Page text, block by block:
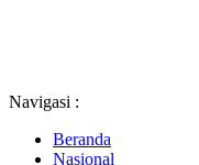
Navigasi :
Beranda
Nasional